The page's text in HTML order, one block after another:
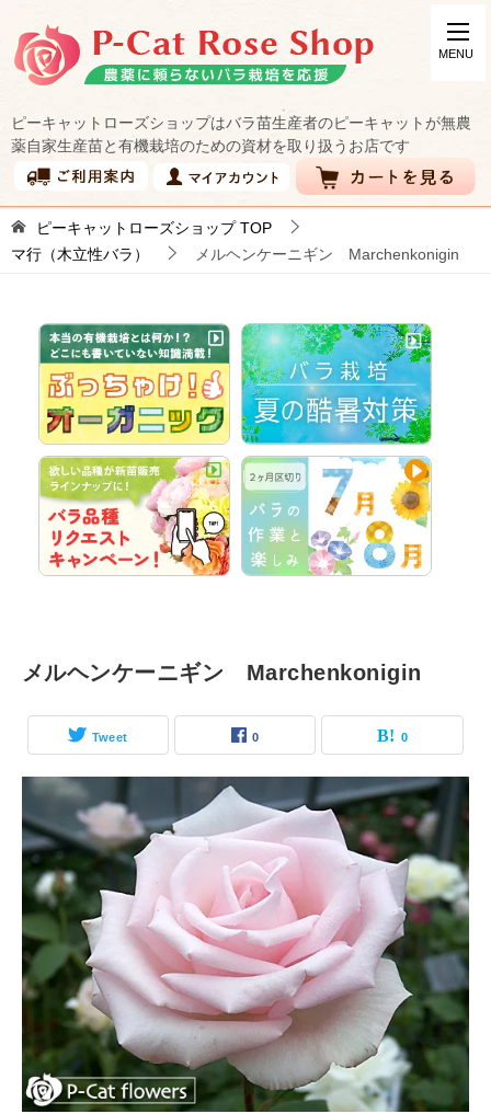
ピーキャットローズショップはバラ苗生産者のピーキャットが無農
薬自家生産苗と有機栽培のための資材を取り扱うお店です
ピーキャットローズショップTOP
マ行（木立性バラ）
メルヘンケーニギン Marchenkonigin
メルヘンケーニギン Marchenkonigin
Tweet 0 0